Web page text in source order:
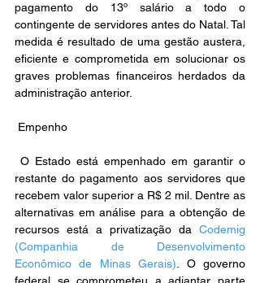
pagamento do 13º salário a todo o
contingente de servidores antes do Natal. Tal
medida é resultado de uma gestão austera,
eficiente e comprometida em solucionar os
graves problemas financeiros herdados da
administração anterior.
Empenho
restante do pagamento aos servidores que
recebem valor superior a R$ 2 mil. Dentre as
alternativas em análise para a obtenção de
recursos está a privatização da Codemig
(Companhia de Desenvolvimento
Econômico de Minas Gerais). O governo